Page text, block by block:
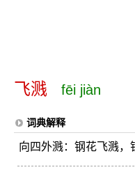
飞溅 fēi jiàn
词典解释
向四外溅：钢花飞溅，